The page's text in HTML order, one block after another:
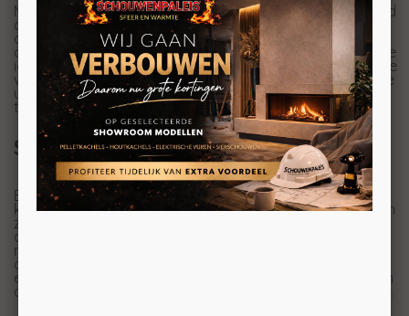
Met de Trimline Fires White Quartz kiest u voor een haard
die niet hoeft op te gaan in een wand of nis. Juist
doordat hij vrij in de ruimte staat, valt het design extra
op. Dat maakt dezegashaardeen goede keuze voor wie
iets bijzonders zoekt, zonder dat het ingewikkeld hoeft te
worden. De strakke vormgeving zorgt voor een moderne
uitstraling, terwijl het vuur juist warmte en gezelligheid
toevoegt.
Sfeer die je makkelijk plaatst
Een vrijstaande haard geeft veel vrijheid in de ruimte. U
kunt hem een mooie plek geven in de woonkamer, bij een
zithoek of op een andere plek waar u graag sfeer wilt
creëren. De Trimline Fires White Quartz voelt daardoor
minder als een standaard haard en meer als een stijlvol
onderdeel van je interieur. Afhankelijk van het model zijn
er verschillende mogelijkheden voor glas, branderbed en
afwerking. Zo stemt u de haard goed af op uw woonstijl.